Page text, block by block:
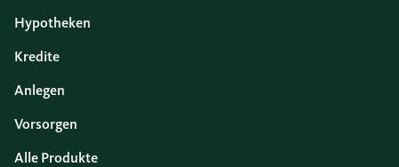
Hypotheken
Kredite
Anlegen
Vorsorgen
Alle Produkte